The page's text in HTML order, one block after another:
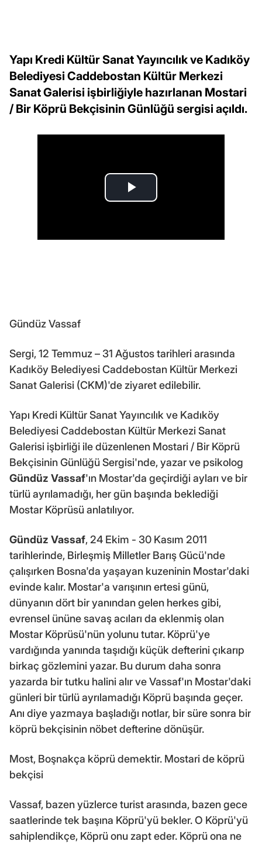
Yapı Kredi Kültür Sanat Yayıncılık ve Kadıköy
Belediyesi Caddebostan Kültür Merkezi
Sanat Galerisi işbirliğiyle hazırlanan Mostari
/ Bir Köprü Bekçisinin Günlüğü sergisi açıldı.
Gündüz Vassaf
Sergi, 12 Temmuz – 31 Ağustos tarihleri arasında
Kadıköy Belediyesi Caddebostan Kültür Merkezi
Sanat Galerisi (CKM)'de ziyaret edilebilir.
Yapı Kredi Kültür Sanat Yayıncılık ve Kadıköy
Belediyesi Caddebostan Kültür Merkezi Sanat
Galerisi işbirliği ile düzenlenen Mostari / Bir Köprü
Bekçisinin Günlüğü Sergisi'nde, yazar ve psikolog
Gündüz Vassaf'ın Mostar'da geçirdiği ayları ve bir
türlü ayrılamadığı, her gün başında beklediği
Mostar Köprüsü anlatılıyor.
Gündüz Vassaf, 24 Ekim - 30 Kasım 2011
tarihlerinde, Birleşmiş Milletler Barış Gücü'nde
çalışırken Bosna'da yaşayan kuzeninin Mostar'daki
evinde kalır. Mostar'a varışının ertesi günü,
dünyanın dört bir yanından gelen herkes gibi,
evrensel ününe savaş acıları da eklenmiş olan
Mostar Köprüsü'nün yolunu tutar. Köprü'ye
vardığında yanında taşıdığı küçük defterini çıkarıp
birkaç gözlemini yazar. Bu durum daha sonra
yazarda bir tutku halini alır ve Vassaf'ın Mostar'daki
günleri bir türlü ayrılamadığı Köprü başında geçer.
Anı diye yazmaya başladığı notlar, bir süre sonra bir
köprü bekçisinin nöbet defterine dönüşür.
Most, Boşnakça köprü demektir. Mostari de köprü
bekçisi
Vassaf, bazen yüzlerce turist arasında, bazen gece
saatlerinde tek başına Köprü'yü bekler. O Köprü'yü
sahiplendikçe, Köprü onu zapt eder. Köprü ona ne